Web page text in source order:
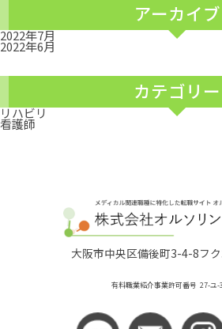
アーカイブ
2022年7月
2022年6月
カテゴリー
リハビリ
看護師
大阪市中央区備後町3-4-8フ
有料職業紹介事業許可番号 27-ユ-